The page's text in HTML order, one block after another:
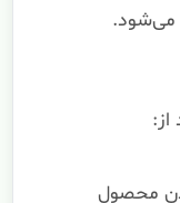
می‌شود.